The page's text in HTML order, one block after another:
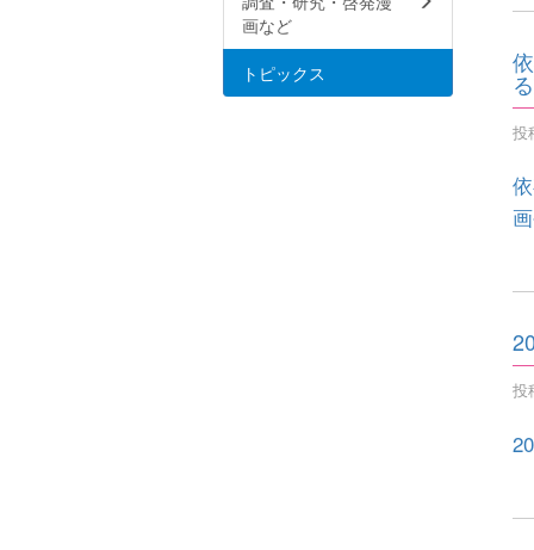
投
投
画など
トピックス